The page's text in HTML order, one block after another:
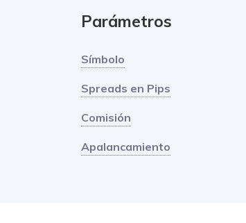
Parámetros
Símbolo
Spreads en Pips
Comisión
Apalancamiento